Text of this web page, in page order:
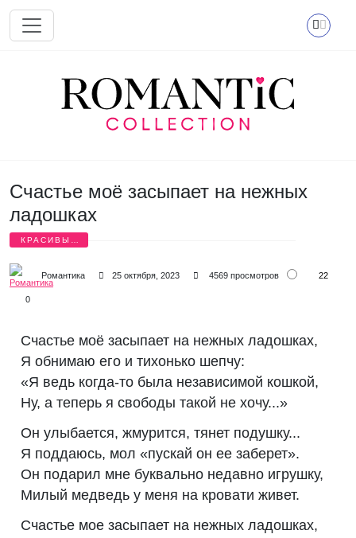
Перейти к основному содержанию
Счастье моё засыпает на нежных
ладошках
КРАСИВЫЕ
Романтика 25 октября, 2023 4569 просмотров 22
0
Счастье моё засыпает на нежных ладошках,
Я обнимаю его и тихонько шепчу:
«Я ведь когда-то была независимой кошкой,
Ну, а теперь я свободы такой не хочу...»
Он улыбается, жмурится, тянет подушку...
Я поддаюсь, мол «пускай он ее заберет».
Он подарил мне буквально недавно игрушку,
Милый медведь у меня на кровати живет.
Счастье мое засыпает на нежных ладошках,